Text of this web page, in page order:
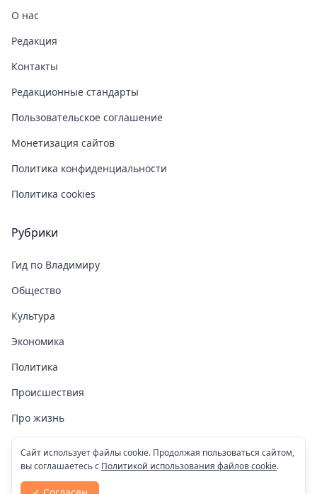
О нас
Редакция
Контакты
Редакционные стандарты
Пользовательское соглашение
Монетизация сайтов
Политика конфиденциальности
Политика cookies
Рубрики
Гид по Владимиру
Общество
Культура
Экономика
Политика
Происшествия
Про жизнь
Здоровье
COVID-19
Сайт использует файлы cookie. Продолжая пользоваться сайтом,
вы соглашаетесь с Политикой использования файлов cookie.